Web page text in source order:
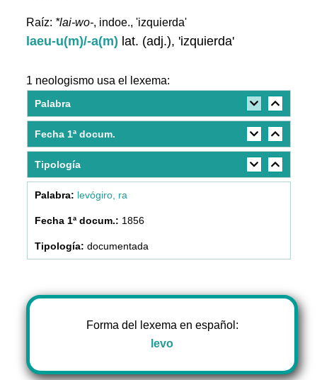
Raíz: *lai-wo-, indoe., 'izquierda'
laeu-u(m)/-a(m) lat. (adj.), 'izquierda'
1 neologismo usa el lexema:
Palabra
Fecha 1ª docum.
Tipología
levógiro, ra
1856
documentada
Forma del lexema en español:
levo